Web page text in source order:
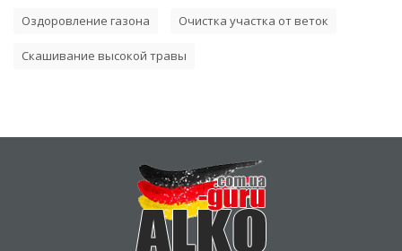
Оздоровление газона Очистка участка от веток
Скашивание высокой травы